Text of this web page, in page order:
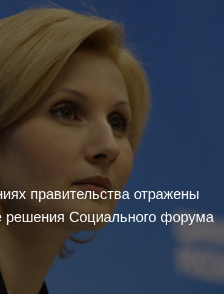
правительства отражены
решения Социального форума